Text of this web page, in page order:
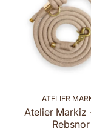
ATELIER
Atelier Markiz
Rebsnor